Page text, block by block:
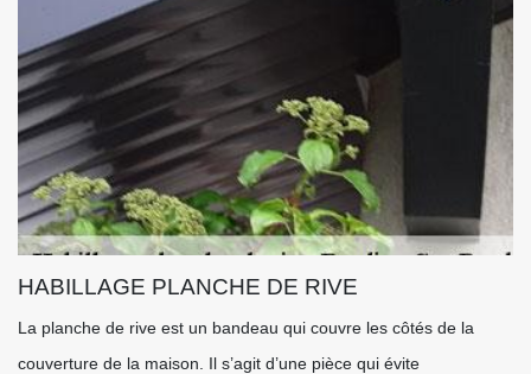
HABILLAGE PLANCHE DE RIVE
La planche de rive est un bandeau qui couvre les côtés de la
couverture de la maison. Il s’agit d’une pièce qui évite